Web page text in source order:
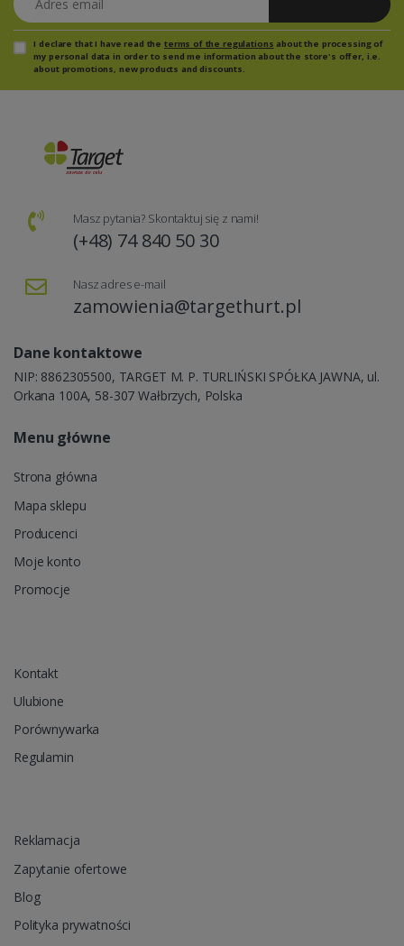
I declare that I have read the terms of the regulations about the processing of
my personal data in order to send me information about the store's offer, i.e.
about promotions, new products and discounts.
Masz pytania? Skontaktuj się z nami!
(+48) 74 840 50 30
Nasz adres e-mail
zamowienia@targethurt.pl
Dane kontaktowe
NIP: 8862305500, TARGET M. P. TURLIŃSKI SPÓŁKA JAWNA, ul.
Orkana 100A, 58-307 Wałbrzych, Polska
Menu główne
Strona główna
Mapa sklepu
Producenci
Moje konto
Promocje
Kontakt
Ulubione
Porównywarka
Regulamin
Reklamacja
Zapytanie ofertowe
Blog
Polityka prywatności